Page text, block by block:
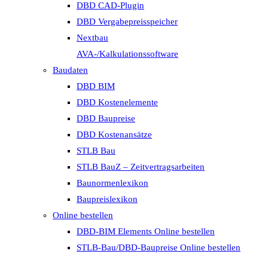
DBD CAD-Plugin
DBD Vergabepreisspeicher
Nextbau
AVA-/Kalkulationssoftware
Baudaten
DBD BIM
DBD Kostenelemente
DBD Baupreise
DBD Kostenansätze
STLB Bau
STLB BauZ – Zeitvertragsarbeiten
Baunormenlexikon
Baupreislexikon
Online bestellen
DBD-BIM Elements Online bestellen
STLB-Bau/DBD-Baupreise Online bestellen